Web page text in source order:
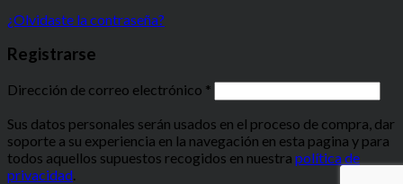
¿Olvidaste la contraseña?
Registrarse
Dirección de correo electrónico *
Sus datos personales serán usados en el proceso de compra, dar
soporte a su experiencia en la navegación en esta pagina y para
todos aquellos supuestos recogidos en nuestra política de
privacidad.